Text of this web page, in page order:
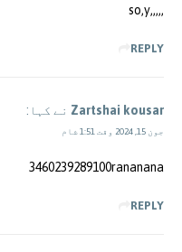
,,,,,so,y
REPLY
Zartshai kousar نے کہا:
جون 15, 2024 وقت 1:51 شام
3460239289100rananana
REPLY